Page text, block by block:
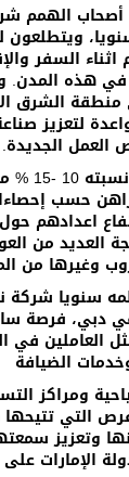
أصحاب الهمم
ويتطلعون
السفر
في هذه
الشرق
فرصة واعدة
العمل الجديدة.
حسب
العام 2050، نتيجة
وغيرها من
سنويا شركة
دبي، فرصة
العاملين في
الضيافة
ومراكز
التي
وتعزيز
الإمارات